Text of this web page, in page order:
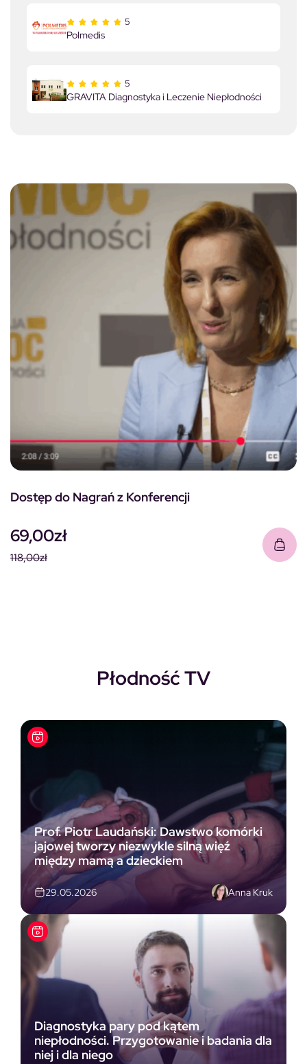
5
Polmedis
5
GRAVITA Diagnostyka i Leczenie Niepłodności
Dostęp do Nagrań z Konferencji
118,00zł
69,00zł
Płodność TV
Prof. Piotr Laudański: Dawstwo komórki
jajowej tworzy niezwykle silną więź
między mamą a dzieckiem
29.05.2026 Anna Kruk
Diagnostyka pary pod kątem
niepłodności. Przygotowanie i badania dla
niej i dla niego